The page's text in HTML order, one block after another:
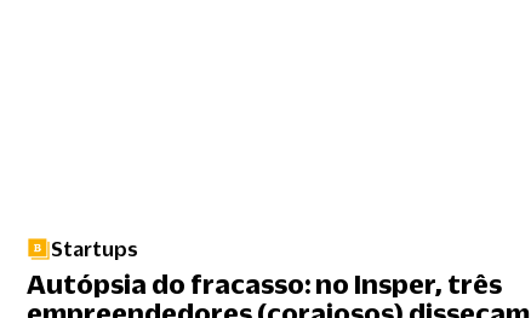
Startups
Autópsia do fracasso: no Insper, três